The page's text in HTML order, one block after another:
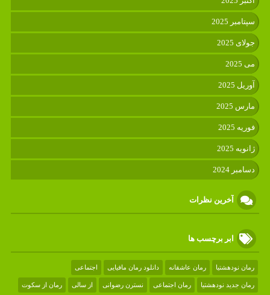
سپتامبر 2025
جولای 2025
می 2025
آوریل 2025
مارس 2025
فوریه 2025
ژانویه 2025
دسامبر 2024
آخرین نظرات
ابر برچسب ها
رمان نودهشتیا رمان عاشقانه دانلود رمان مافیایی اجتماعی
رمان جدید نودهشتیا رمان اجتماعی نسترن رضوانی از سالی رمان از سکوت